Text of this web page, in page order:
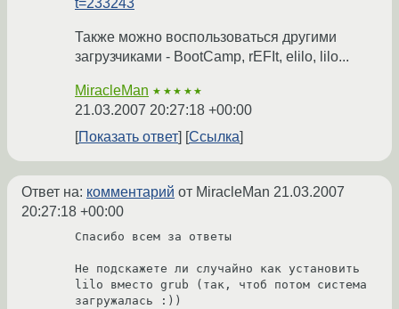
t=233243
Также можно воспользоваться другими
загрузчиками - BootCamp, rEFIt, elilo, lilo...
MiracleMan ★★★★★
21.03.2007 20:27:18 +00:00
Показать ответ
Ссылка
Ответ на: комментарий от MiracleMan 21.03.2007
20:27:18 +00:00
Спасибо всем за ответы
Не подскажете ли случайно как установить
lilo вместо grub (так, чтоб потом система
загружалась :))